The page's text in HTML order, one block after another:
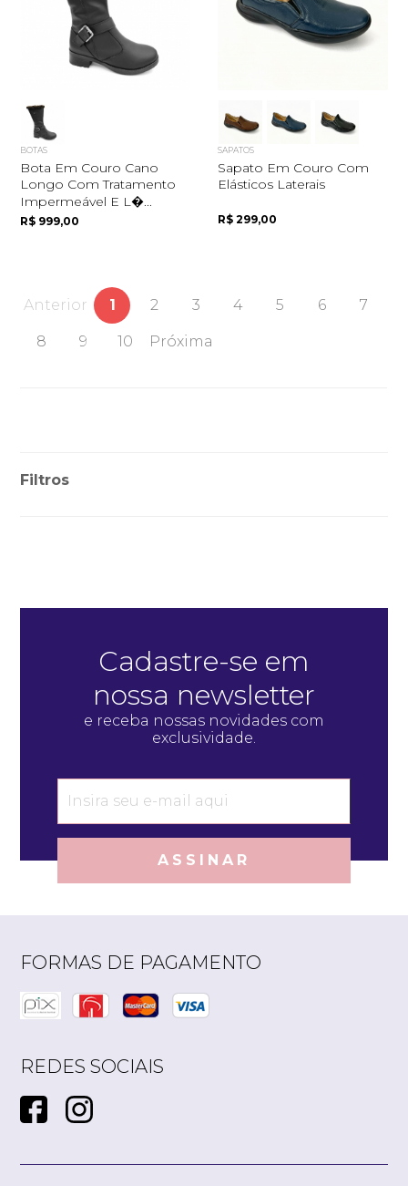
BOTAS
Bota Em Couro Cano
Longo Com Tratamento
Impermeável E L�...
R$ 999,00
SAPATOS
Sapato Em Couro Com
Elásticos Laterais
R$ 299,00
Anterior 1 2 3 4 5 6 7
8 9 10 Próxima
Filtros
Cadastre-se em
nossa newsletter
e receba nossas novidades com
exclusividade.
ASSINAR
FORMAS DE PAGAMENTO
REDES SOCIAIS